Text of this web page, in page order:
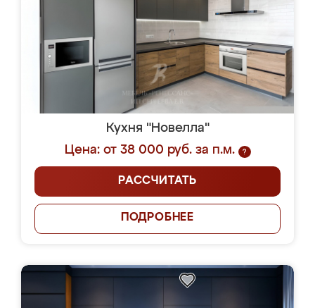
Кухня "Новелла"
Цена: от 38 000 руб. за п.м.
?
РАССЧИТАТЬ
ПОДРОБНЕЕ